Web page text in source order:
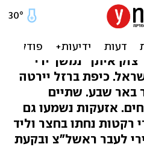
אזעקה
בת"א
למבצע "צוק איתן" נמשך ירי
כיפת ברזל יירטה
באר שבע. שתיים
אזעקות נשמעו גם
רקטות נחתו בחצר וליד
לעבר ראשל"צ ובקעת